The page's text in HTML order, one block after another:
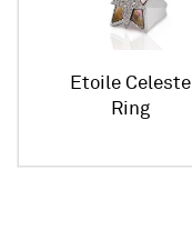
Etoile Celeste
Ring